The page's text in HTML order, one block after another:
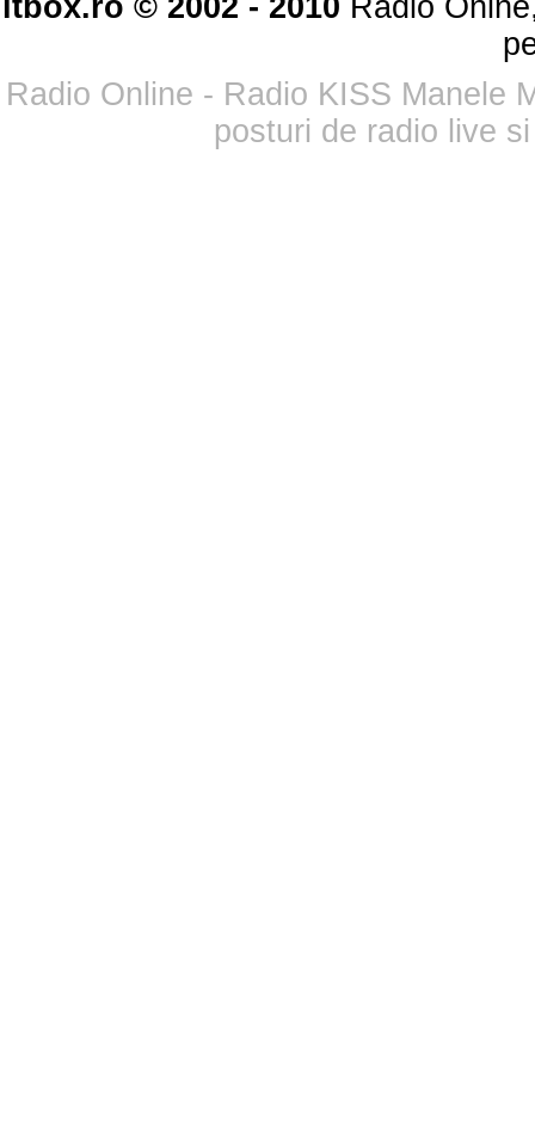
itbox.ro © 2002 - 2010 Radio
Radio Online - Radio KISS Manele
posturi de radio live